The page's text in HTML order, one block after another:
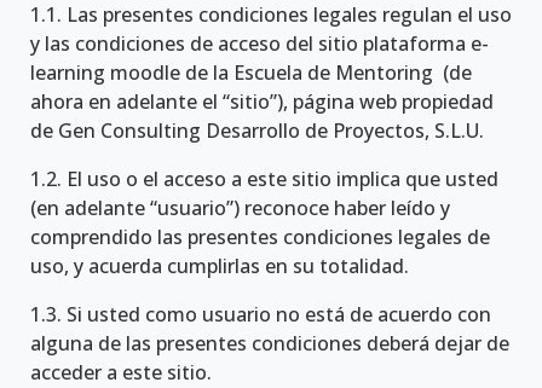
1.1. Las presentes condiciones legales regulan el uso
y las condiciones de acceso del sitio plataforma e-
learning moodle de la Escuela de Mentoring (de
ahora en adelante el “sitio”), página web propiedad
de Gen Consulting Desarrollo de Proyectos, S.L.U.
1.2. El uso o el acceso a este sitio implica que usted
(en adelante “usuario”) reconoce haber leído y
comprendido las presentes condiciones legales de
uso, y acuerda cumplirlas en su totalidad.
1.3. Si usted como usuario no está de acuerdo con
alguna de las presentes condiciones deberá dejar de
acceder a este sitio.